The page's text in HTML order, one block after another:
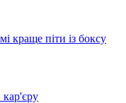
краще піти із боксу